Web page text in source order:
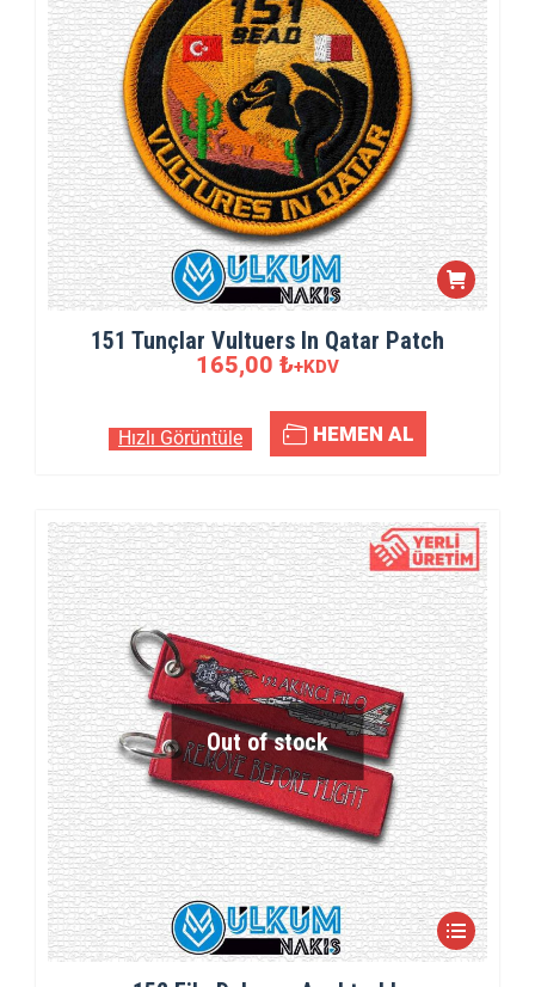
151 Tunçlar Vultuers In Qatar Patch
165,00 ₺+KDV
Hızlı Görüntüle HEMEN AL
Out of stock